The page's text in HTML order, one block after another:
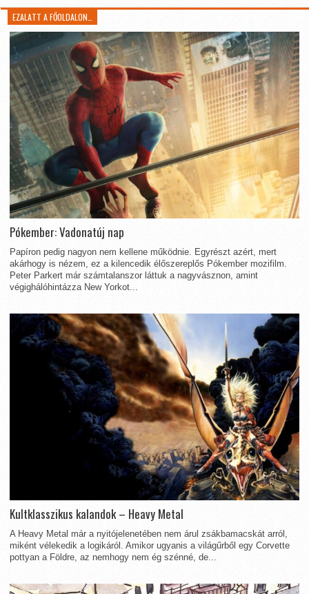
EZALATT A FŐOLDALON…
Pókember: Vadonatúj nap
Papíron pedig nagyon nem kellene működnie. Egyrészt azért, mert
akárhogy is nézem, ez a kilencedik élőszereplős Pókember mozifilm.
Peter Parkert már számtalanszor láttuk a nagyvásznon, amint
végighálóhintázza New Yorkot...
Kultklasszikus kalandok – Heavy Metal
A Heavy Metal már a nyitójelenetében nem árul zsákbamacskát arról,
miként vélekedik a logikáról. Amikor ugyanis a világűrből egy Corvette
pottyan a Földre, az nemhogy nem ég szénné, de...